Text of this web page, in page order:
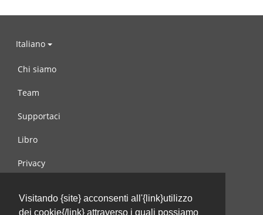
Visitando {site} acconsenti all'{link}utilizzo
dei cookie{/link} attraverso i quali possiamo
Italiano
Chi siamo
Team
Supportaci
Libro
Privacy
Contattaci